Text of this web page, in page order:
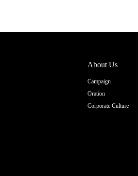
About Us
Campaign
Oration
Corporate Culture